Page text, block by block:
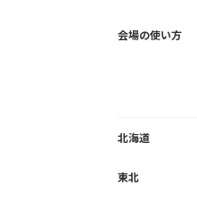
会場の使い方
北海道
東北